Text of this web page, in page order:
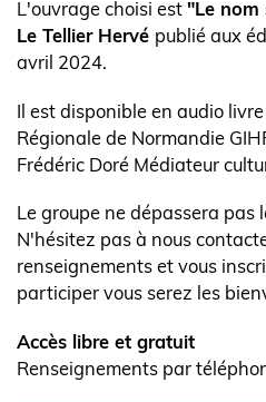
L'ouvrage choisi est "Le nom
Le Tellier Hervé publié aux
avril 2024.
Il est disponible en audio
Régionale de Normandie
Frédéric Doré Médiateur
Le groupe ne dépassera pas
N'hésitez pas à nous
renseignements et vous
participer vous serez les
Accès libre et gratuit
Renseignements par